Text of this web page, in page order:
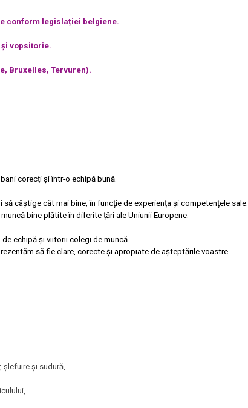
conform legislației belgiene.
vopsitorie.
Bruxelles, Tervuren).
corecți și într-o echipă bună.
să câștige cât mai bine, în funcție de experiența și competențele sale.
bine plătite în diferite țări ale Uniunii Europene.
echipă și viitorii colegi de muncă.
să fie clare, corecte și apropiate de așteptările voastre.
șlefuire și sudură,